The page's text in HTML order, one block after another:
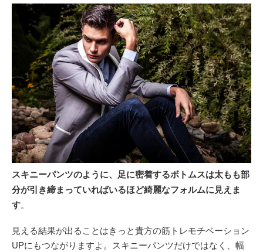
スキニーパンツのように、足に密着するボトムスは太もも部
分が引き締まっていればいるほど綺麗なフォルムに見えま
す。
見える結果が出ることはきっと貴方の筋トレモチベーション
UPにもつながりますよ。スキニーパンツだけではなく、幅